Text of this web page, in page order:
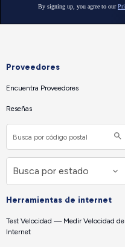
Proveedores
Encuentra Proveedores
Reseñas
Herramientas de internet
Test Velocidad — Medir Velocidad de
Internet